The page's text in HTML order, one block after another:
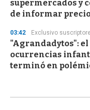
supermercados y
de informar
03:42 Exclusivo
"Agrandadytos":
ocurrencias
terminó en